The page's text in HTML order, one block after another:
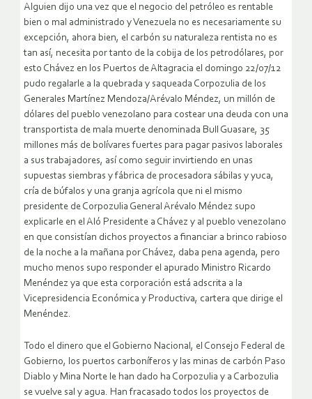
Alguien dijo una vez que el negocio del petróleo es rentable
bien o mal administrado y Venezuela no es necesariamente su
excepción, ahora bien, el carbón su naturaleza rentista no es
tan así, necesita por tanto de la cobija de los petrodólares, por
esto Chávez en los Puertos de Altagracia el domingo 22/07/12
pudo regalarle a la quebrada y saqueada Corpozulia de los
Generales Martínez Mendoza/Arévalo Méndez, un millón de
dólares del pueblo venezolano para costear una deuda con una
transportista de mala muerte denominada Bull Guasare, 35
millones más de bolívares fuertes para pagar pasivos laborales
a sus trabajadores, así como seguir invirtiendo en unas
supuestas siembras y fábrica de procesadora sábilas y yuca,
cría de búfalos y una granja agrícola que ni el mismo
presidente de Corpozulia General Arévalo Méndez supo
explicarle en el Aló Presidente a Chávez y al pueblo venezolano
en que consistían dichos proyectos a financiar a brinco rabioso
de la noche a la mañana por Chávez, daba pena agenda, pero
mucho menos supo responder el apurado Ministro Ricardo
Menéndez ya que esta corporación está adscrita a la
Vicepresidencia Económica y Productiva, cartera que dirige el
Menéndez.
Todo el dinero que el Gobierno Nacional, el Consejo Federal de
Gobierno, los puertos carboníferos y las minas de carbón Paso
Diablo y Mina Norte le han dado ha Corpozulia y a Carbozulia
se vuelve sal y agua. Han fracasado todos los proyectos de